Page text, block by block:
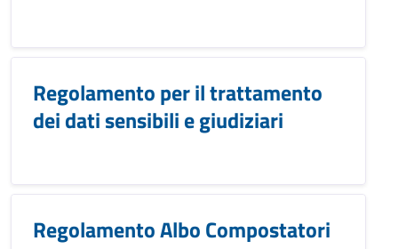
Regolamento per il trattamento
dei dati sensibili e giudiziari
Regolamento Albo Compostatori